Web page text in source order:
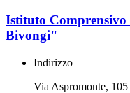
Istituto Comprensivo
Bivongi"
Indirizzo
Via Aspromonte, 105